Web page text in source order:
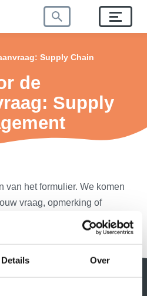
Details Over
Supply Chain
de
Supply
van het formulier. We komen
vraag, opmerking of